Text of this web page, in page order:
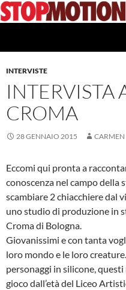
Vai
al
INTERVISTE
INTERVISTA
CROMA
28 GENNAIO 2015 CARMEN
Eccomi qui pronta a
conoscenza nel campo
scambiare 2 chiacchiere dal
uno studio di produzione in
Croma di Bologna.
Giovanissimi e con tanta
loro mondo e le loro
personaggi in silicone,
gioco dall’età del Liceo